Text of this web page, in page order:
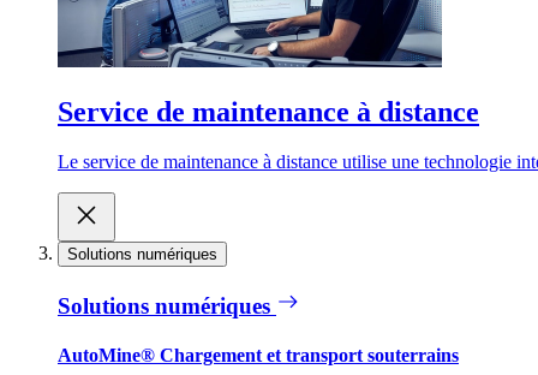
Service de maintenance à distance
Le service de maintenance à distance utilise une technologie
Solutions numériques
Solutions numériques
AutoMine® Chargement et transport souterrains